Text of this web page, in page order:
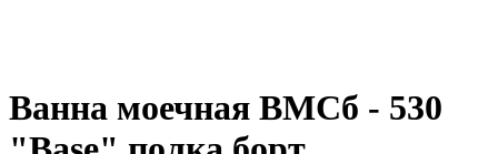
Ванна моечная ВМСб - 530